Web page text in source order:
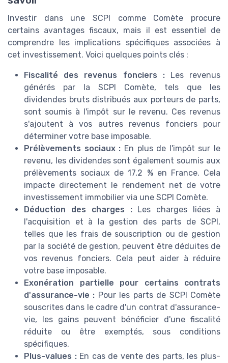
Investir dans une SCPI comme Comète procure
certains avantages fiscaux, mais il est essentiel de
comprendre les implications spécifiques associées à
cet investissement. Voici quelques points clés :
Fiscalité des revenus fonciers :Les revenus
générés par la SCPI Comète, tels que les
dividendes bruts distribués aux porteurs de parts,
sont soumis à l'impôt sur le revenu. Ces revenus
s'ajoutent à vos autres revenus fonciers pour
déterminer votre base imposable.
Prélèvements sociaux : En plus de l'impôt sur le
revenu, les dividendes sont également soumis aux
prélèvements sociaux de 17,2 % en France. Cela
impacte directement le rendement net de votre
investissement immobilier via une SCPI Comète.
Déduction des charges :Les charges liées à
l'acquisition et à la gestion des parts de SCPI,
telles que les frais de souscription ou de gestion
par la société de gestion, peuvent être déduites de
vos revenus fonciers. Cela peut aider à réduire
votre base imposable.
Exonération partielle pour certains contrats
d'assurance-vie : Pour les parts de SCPI Comète
souscrites dans le cadre d'un contrat d'assurance-
vie, les gains peuvent bénéficier d'une fiscalité
réduite ou être exemptés, sous conditions
spécifiques.
Plus-values :En cas de vente des parts, les plus-